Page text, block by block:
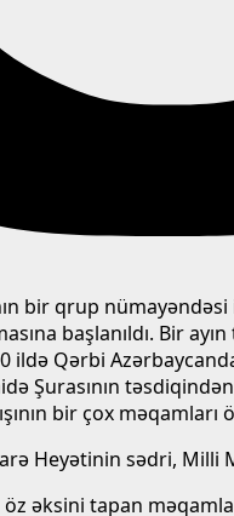
bir qrup
başlanıldı. Bir
Qərbi
Şurasının
bir çox məqamları
Heyətinin sədri,
əksini tapan